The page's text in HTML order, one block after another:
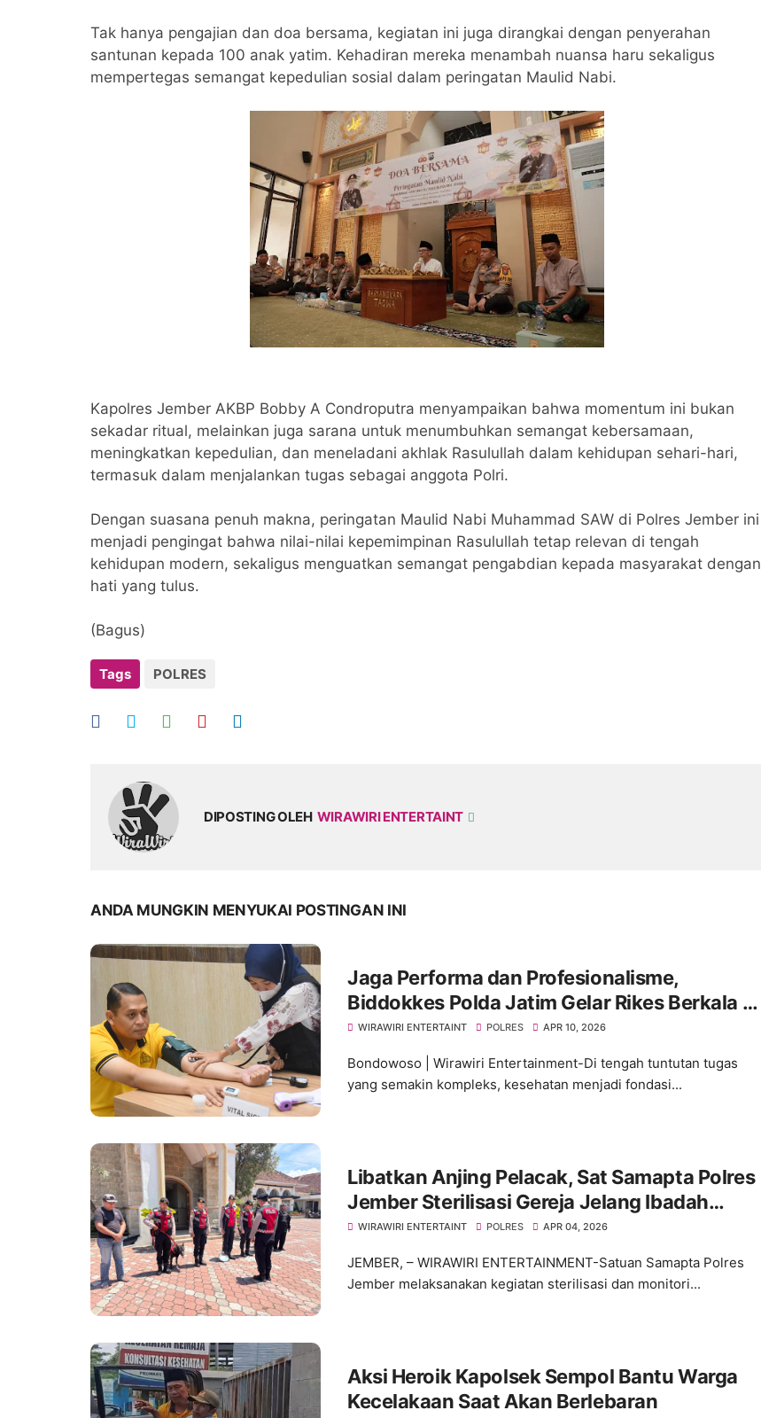
Tak hanya pengajian dan doa bersama, kegiatan ini juga dirangkai dengan penyerahan
santunan kepada 100 anak yatim. Kehadiran mereka menambah nuansa haru sekaligus
mempertegas semangat kepedulian sosial dalam peringatan Maulid Nabi.
Kapolres Jember AKBP Bobby A Condroputra menyampaikan bahwa momentum ini bukan
sekadar ritual, melainkan juga sarana untuk menumbuhkan semangat kebersamaan,
meningkatkan kepedulian, dan meneladani akhlak Rasulullah dalam kehidupan sehari-hari,
termasuk dalam menjalankan tugas sebagai anggota Polri.
Dengan suasana penuh makna, peringatan Maulid Nabi Muhammad SAW di Polres Jember ini
menjadi pengingat bahwa nilai-nilai kepemimpinan Rasulullah tetap relevan di tengah
kehidupan modern, sekaligus menguatkan semangat pengabdian kepada masyarakat dengan
hati yang tulus.
(Bagus)
Tags POLRES
DIPOSTING OLEH WIRAWIRI ENTERTAINT
ANDA MUNGKIN MENYUKAI POSTINGAN INI
Jaga Performa dan Profesionalisme,
Biddokkes Polda Jatim Gelar Rikes Berkala di
Polres Bondowoso
WIRAWIRI ENTERTAINT POLRES APR 10, 2026
Bondowoso | Wirawiri Entertainment-Di tengah tuntutan tugas
yang semakin kompleks, kesehatan menjadi fondasi...
Libatkan Anjing Pelacak, Sat Samapta Polres
Jember Sterilisasi Gereja Jelang Ibadah
Paskah
WIRAWIRI ENTERTAINT POLRES APR 04, 2026
JEMBER, – WIRAWIRI ENTERTAINMENT-Satuan Samapta Polres
Jember melaksanakan kegiatan sterilisasi dan monitori...
Aksi Heroik Kapolsek Sempol Bantu Warga
Kecelakaan Saat Akan Berlebaran